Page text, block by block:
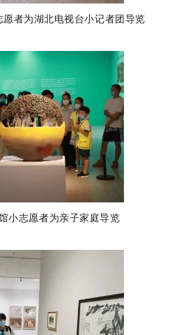
者为湖北电视台小记者团导览
小志愿者为亲子家庭导览